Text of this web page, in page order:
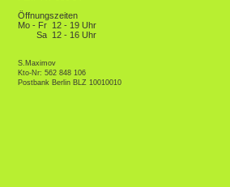
Öffnungszeiten
Mo - Fr 12 - 19 Uhr
Sa 12 - 16 Uhr
S.Maximov
Kto-Nr: 562 848 106
Postbank Berlin BLZ 10010010